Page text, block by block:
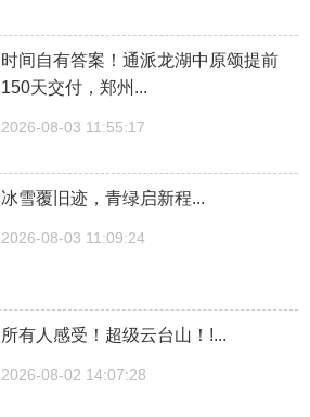
时间自有答案！通派龙湖中原颂提前
150天交付，郑州...
2026-08-03 11:55:17
冰雪覆旧迹，青绿启新程...
2026-08-03 11:09:24
所有人感受！超级云台山！!...
2026-08-02 14:07:28